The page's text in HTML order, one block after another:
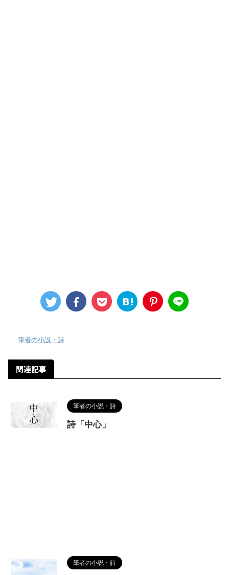
筆者の小説・詩
関連記事
筆者の小説・詩
詩「中心」
筆者の小説・詩